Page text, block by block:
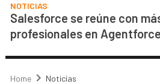
NOTICIAS
Salesforce se reúne con
profesionales en
Home Noticias